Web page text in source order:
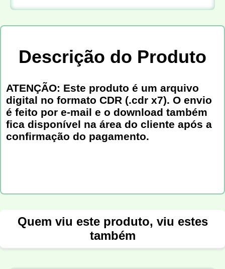
Descrição do Produto
ATENÇÃO: Este produto é um arquivo
digital no formato CDR (.cdr x7). O envio
é feito por e-mail e o download também
fica disponível na área do cliente após a
confirmação do pagamento.
Quem viu este produto, viu estes
também